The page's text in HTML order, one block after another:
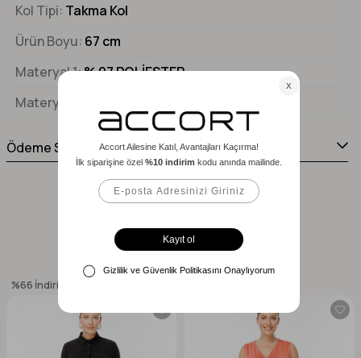
Kol Tipi Takma Kol
Ürün Boyu 67 cm
Materyal 1 % 97 POLİESTER
Materyal 2
Ödeme Seçenekleri
Benzer Ürünler
%66 İndirim